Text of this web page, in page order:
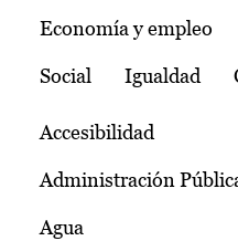
Temas
Economía y empleo
Social Igualdad
Accesibilidad
Administración
Agua